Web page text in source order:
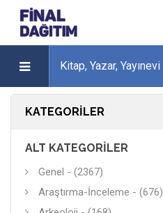
KATEGORILER
ALT KATEGORILER
Genel - (2367)
Araştırma-İnceleme - (676)